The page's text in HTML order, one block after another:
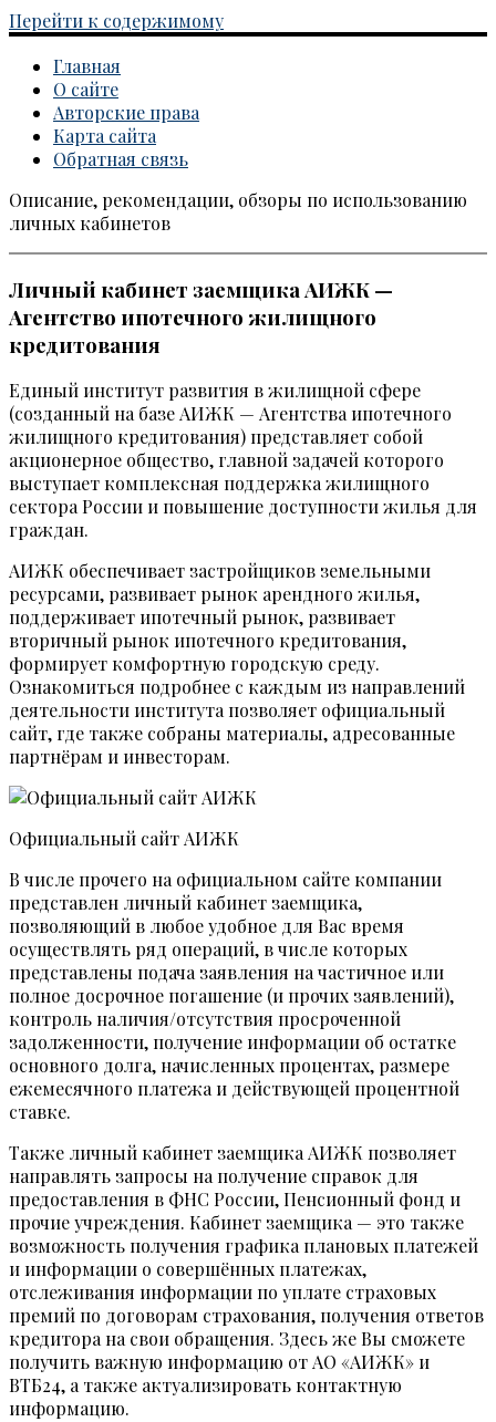
Перейти к содержимому
Главная
О сайте
Авторские права
Карта сайта
Обратная связь
Каталог личных кабинетов
Описание, рекомендации, обзоры по использованию
личных кабинетов
Личный кабинет заемщика АИЖК —
Агентство ипотечного жилищного
кредитования
Единый институт развития в жилищной сфере
(созданный на базе АИЖК — Агентства ипотечного
жилищного кредитования) представляет собой
акционерное общество, главной задачей которого
выступает комплексная поддержка жилищного
сектора России и повышение доступности жилья для
граждан.
АИЖК обеспечивает застройщиков земельными
ресурсами, развивает рынок арендного жилья,
поддерживает ипотечный рынок, развивает
вторичный рынок ипотечного кредитования,
формирует комфортную городскую среду.
Ознакомиться подробнее с каждым из направлений
деятельности института позволяет официальный
сайт, где также собраны материалы, адресованные
партнёрам и инвесторам.
Официальный сайт АИЖК
В числе прочего на официальном сайте компании
представлен личный кабинет заемщика,
позволяющий в любое удобное для Вас время
осуществлять ряд операций, в числе которых
представлены подача заявления на частичное или
полное досрочное погашение (и прочих заявлений),
контроль наличия/отсутствия просроченной
задолженности, получение информации об остатке
основного долга, начисленных процентах, размере
ежемесячного платежа и действующей процентной
ставке.
Также личный кабинет заемщика АИЖК позволяет
направлять запросы на получение справок для
предоставления в ФНС России, Пенсионный фонд и
прочие учреждения. Кабинет заемщика — это также
возможность получения графика плановых платежей
и информации о совершённых платежах,
отслеживания информации по уплате страховых
премий по договорам страхования, получения ответов
кредитора на свои обращения. Здесь же Вы сможете
получить важную информацию от АО «АИЖК» и
ВТБ24, а также актуализировать контактную
информацию.